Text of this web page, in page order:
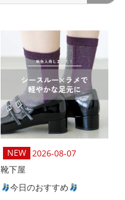
2026-08-07
靴下屋
今日のおすすめ